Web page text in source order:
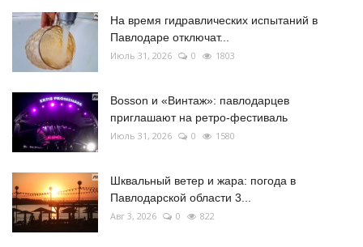
На время гидравлических испытаний в
Павлодаре отключат...
Июль 31, 2026 0 1803
Bosson и «Винтаж»: павлодарцев
приглашают на ретро-фестиваль
Июль 31, 2026 0 1580
Шквальный ветер и жара: погода в
Павлодарской области 3...
Авг 3, 2026 0 822